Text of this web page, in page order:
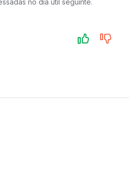
no dia útil seguinte.